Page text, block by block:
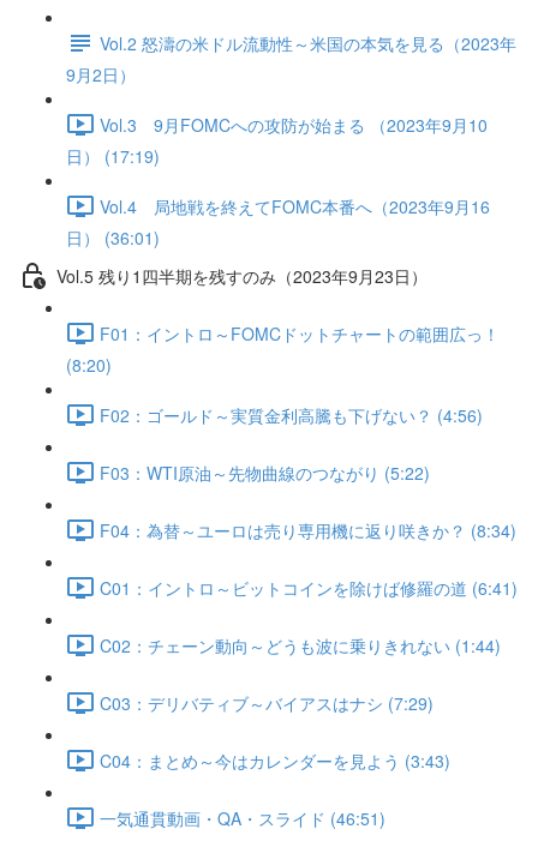
Vol.2 怒濤の米ドル流動性～米国の本気を見る（2023年
9月2日）
Vol.3 9月FOMCへの攻防が始まる （2023年9月10
日） (17:19)
Vol.4 局地戦を終えてFOMC本番へ（2023年9月16
日） (36:01)
Vol.5 残り1四半期を残すのみ（2023年9月23日）
F01：イントロ～FOMCドットチャートの範囲広っ！
(8:20)
F02：ゴールド～実質金利高騰も下げない？ (4:56)
F03：WTI原油～先物曲線のつながり (5:22)
F04：為替～ユーロは売り専用機に返り咲きか？ (8:34)
C01：イントロ～ビットコインを除けば修羅の道 (6:41)
C02：チェーン動向～どうも波に乗りきれない (1:44)
C03：デリバティブ～バイアスはナシ (7:29)
C04：まとめ～今はカレンダーを見よう (3:43)
一気通貫動画・QA・スライド (46:51)